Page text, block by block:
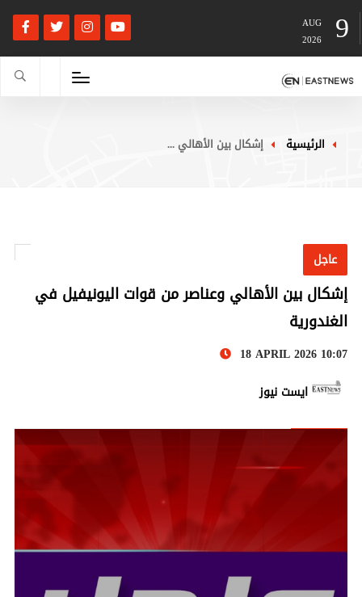
9
AUG
2026
إشكال بين الأهالي ... الرئيسية
عاجل
إشكال بين الأهالي وعناصر من قوات اليونيفيل في
الغندورية
18 APRIL 2026 10:07
ايست نيوز